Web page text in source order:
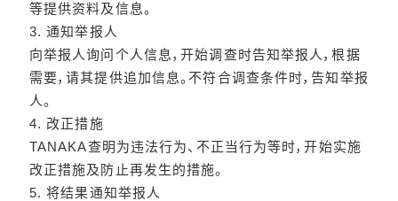
等提供资料及信息。
3. 通知举报人
向举报人询问个人信息，开始调查时告知举报人，根据
需要，请其提供追加信息。不符合调查条件时，告知举报
人。
4. 改正措施
TANAKA查明为违法行为、不正当行为等时，开始实施
改正措施及防止再发生的措施。
5. 将结果通知举报人